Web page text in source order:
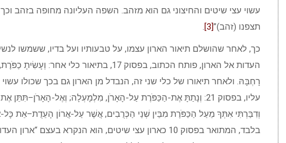
עשוי עצי שיטים והחיצוני גם הוא מזהב. השפה העליונה מחופה בזהב
תצפנו (זהב)”[3]
.
כך, לאחר שהושלם תיאור הארון עצמו, על טבעותיו ועל בדיו, ששמשו
העדות אל הארון, פותח הכתוב, בפסוק 17,
רָחְבָּהּ. ולאחר תיאורו של כלי שני זה, הנבדל מן הארון גם בכך שכולו
עליו, בפסוק 21: וְנָתַתָּ אֶת-הַכַּפֹּרֶת עַל-הָאָרֹן, מִלְמָעְלָה; וְאֶל-
וְדִבַּרְתִּי אִתְּךָ מֵעַל הַכַּפֹּרֶת מִבֵּין שְׁנֵי הַכְּרֻבִים, אֲשֶׁר עַל-אֲרוֹן הָעֵדֻת–אֵת כָּל-
בלבד, המתואר בפסוק 10 כארון עצי שיטים, הוא הנקרא בעצם